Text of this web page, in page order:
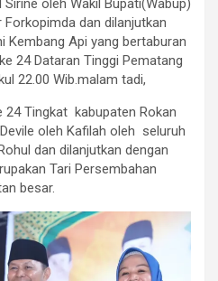
oleh Wakil Bupati(Wabup)
Forkopimda dan dilanjutkan
Kembang Api yang bertaburan
24 Dataran Tinggi Pematang
22.00 Wib.malam tadi,
24 Tingkat kabupaten Rokan
oleh Kafilah oleh seluruh
dan dilanjutkan dengan
Tari Persembahan
besar.